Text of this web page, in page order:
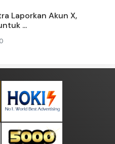
Laporkan Akun X,
...